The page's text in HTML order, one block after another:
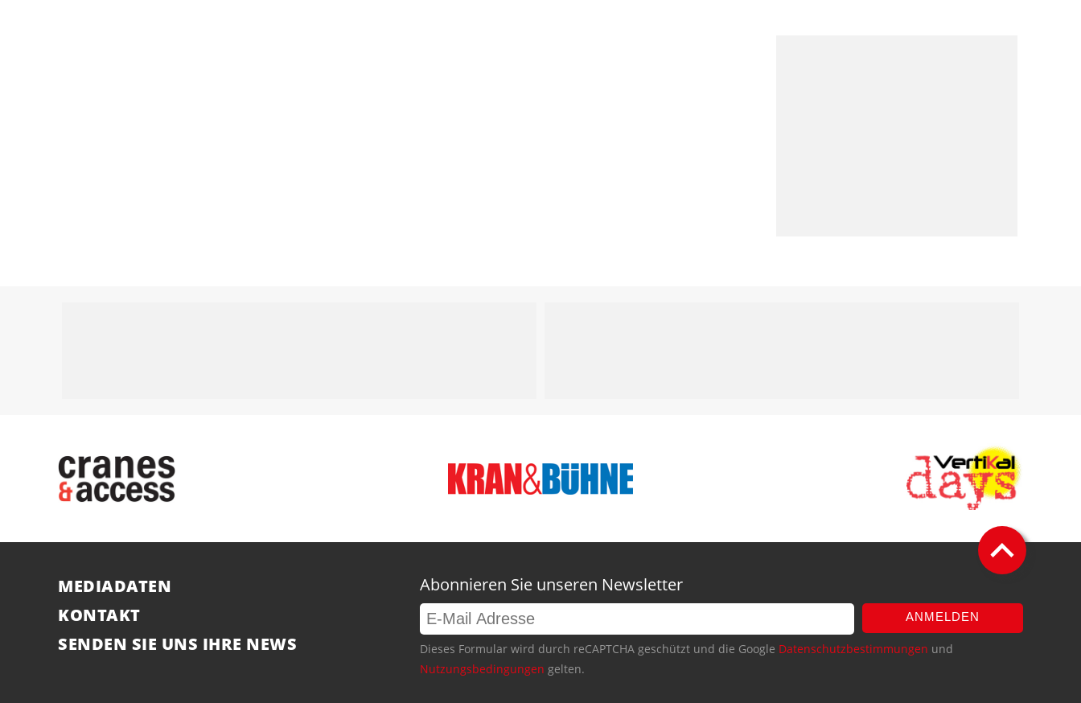
MEDIADATEN
KONTAKT
SENDEN SIE UNS IHRE NEWS
Abonnieren Sie unseren Newsletter
ANMELDEN
Dieses Formular wird durch reCAPTCHA geschützt und die Google Datenschutzbestimmungen und
Nutzungsbedingungen gelten.